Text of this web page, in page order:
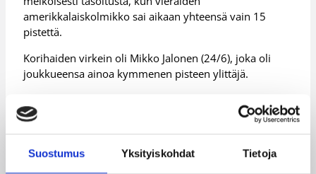
Suostumus Yksityiskohdat Tietoja
amerikkalaiskolmikko sai aikaan yhteensä vain 15
pistettä.
Korihaiden virkein oli Mikko Jalonen (24/6), joka oli
joukkueensa ainoa kymmenen pisteen ylittäjä.